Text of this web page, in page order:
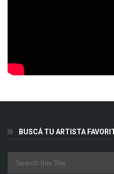
BUSCÁ TU ARTISTA